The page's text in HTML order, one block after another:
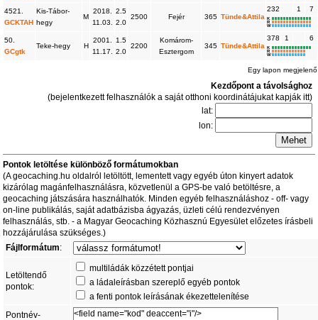
4521.
GCKTAH
Kis-Tábor-
hegy
M
2018.
11.03.
2.5
2.0
2500 Fejér 365 Tünde&Attila
232 1 7
K
R
W
50.
GCgtk
Teke-hegy H
2001.
11.17.
1.5
2.0
2200
Komárom-
Esztergom
345 Tünde&Attila
378 1 6
K
R
W
Egy lapon
Kezdőpont a távolsághoz
(bejelentkezett felhasználók a saját otthoni koordinátájukat kapják itt)
lat:
lon:
Pontok letöltése különböző formátumokban
(A geocaching.hu oldalról letöltött, lementett vagy egyéb úton kinyert adatok
kizárólag magánfelhasználásra, közvetlenül a GPS-be való betöltésre, a
geocaching játszására használhatók. Minden egyéb felhasználáshoz - off- vagy
on-line publikálás, saját adatbázisba ágyazás, üzleti célú rendezvényen
felhasználás, stb. - a Magyar Geocaching Közhasznú Egyesület előzetes írásbeli
hozzájárulása szükséges.)
Fájlformátum:
Letöltendő
pontok:
multiládák közzétett pontjai
a ládaleírásban szereplő egyéb pontok
a fenti pontok leírásának ékezettelenítése
Pontnév-